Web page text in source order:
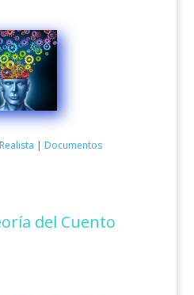
| Documentos
del Cuento